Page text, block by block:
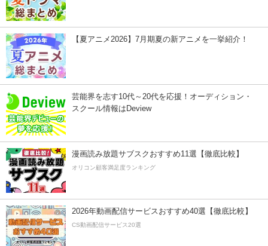
【夏アニメ2026】7月期夏の新アニメを一挙紹介！
芸能界を志す10代～20代を応援！オーディション・
スクール情報はDeview
漫画読み放題サブスクおすすめ11選【徹底比較】
オリコン顧客満足度ランキング
2026年動画配信サービスおすすめ40選【徹底比較】
CS動画配信サービス20選